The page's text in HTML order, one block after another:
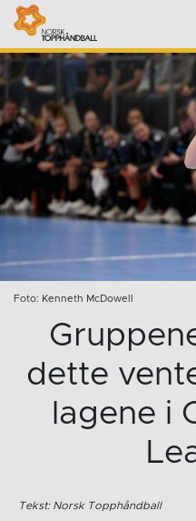
Foto: Kenneth McDowell
dette
lagene i
Tekst: Norsk Topphåndball